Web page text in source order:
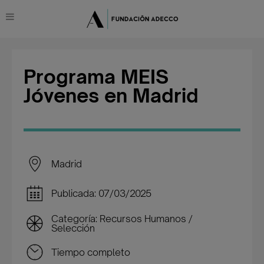
Programa MEIS
Jóvenes en Madrid
Madrid
Publicada: 07/03/2025
Categoría: Recursos Humanos /
Selección
Tiempo completo